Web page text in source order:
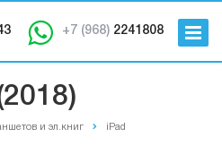
+7 (968) 2241808
и эл.книг iPad